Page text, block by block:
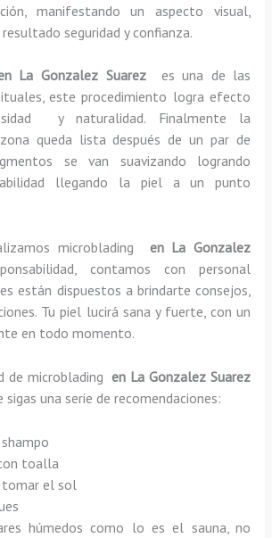
manifestando un aspecto visual,
seguridad y confianza.
La Gonzalez Suarez es una de las
este procedimiento logra efecto
y naturalidad. Finalmente la
queda lista después de un par de
se van suavizando logrando
llegando la piel a un punto
microblading en La Gonzalez
contamos con personal
están dispuestos a brindarte consejos,
Tu piel lucirá sana y fuerte, con un
en todo momento.
de microblading en La Gonzalez Suarez
sigas una serie de recomendaciones:
toalla
tomar el sol
húmedos como lo es el sauna, no